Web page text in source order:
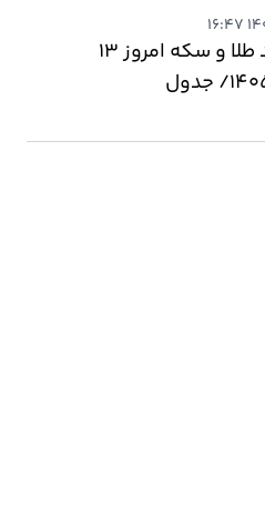
قیمت جدید طلا و سکه امروز ۱۳